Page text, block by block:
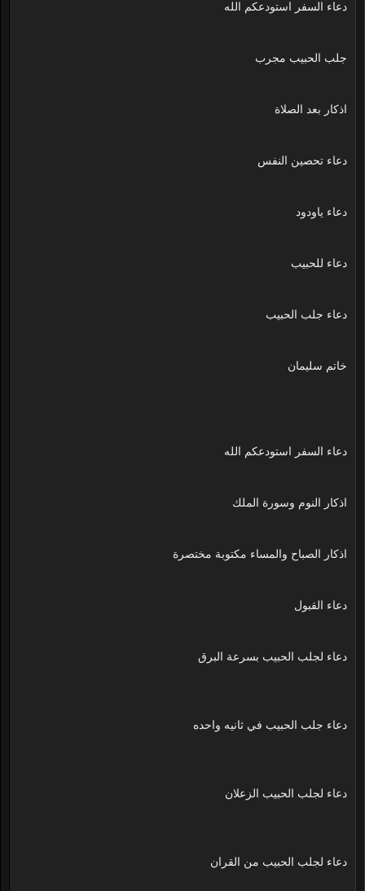
دعاء السفر استودعكم الله
جلب الحبيب مجرب
اذكار بعد الصلاة
دعاء تحصين النفس
دعاء ياودود
دعاء للحبيب
دعاء جلب الحبيب
خاتم سليمان
دعاء السفر استودعكم الله
اذكار النوم وسورة الملك
اذكار الصباح والمساء مكتوبة مختصرة
دعاء القبول
دعاء لجلب الحبيب بسرعة البرق
دعاء جلب الحبيب في ثانيه واحده
دعاء لجلب الحبيب الزعلان
دعاء لجلب الحبيب من القران